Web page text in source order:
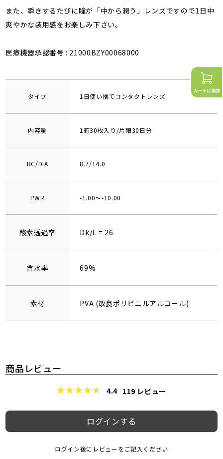
また、瞬きするたびに瞳が「中から潤う」レンズですので1日中
爽やかな装用感をお楽しみ下さい。
医療機器承認番号 : 21000BZY00068000
タイプ 1日使い捨てコンタクトレンズ
内容量 1箱30枚入り/片眼30日分
BC/DIA 8.7/14.0
PWR -1.00～-10.00
酸素透過率 Dk/L = 26
含水率 69%
素材 PVA (改良ポリビニルアルコール)
商品レビュー
4.4 119 レビュー
ログインする
ログイン後にレビューをご記入ください